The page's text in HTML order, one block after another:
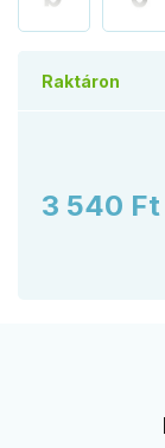
Raktáron
3 540 Ft